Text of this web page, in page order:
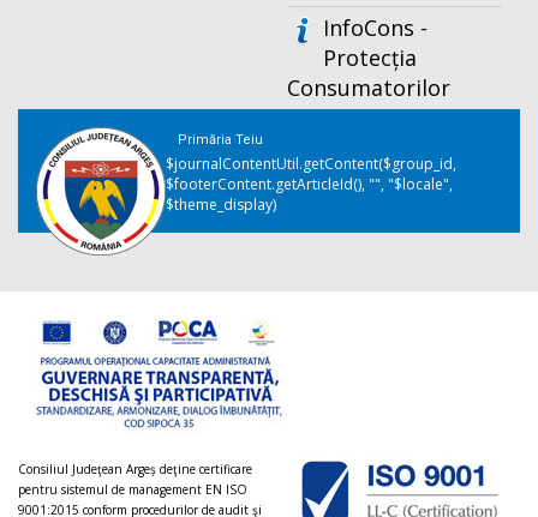
InfoCons -
Protecția
Consumatorilor
Primăria Teiu
$journalContentUtil.getContent($group_id,
$footerContent.getArticleId(), "", "$locale",
$theme_display)
Consiliul Judeţean Argeș deţine certificare
pentru sistemul de management EN ISO
9001:2015 conform procedurilor de audit şi